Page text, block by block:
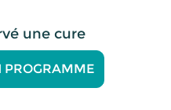
une cure
PROGRAMME